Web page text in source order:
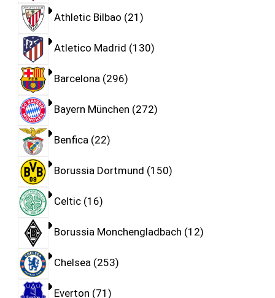
Athletic Bilbao 21
Atletico Madrid 130
Barcelona 296
Bayern München 272
Benfica 22
Borussia Dortmund 150
Celtic 16
Borussia Monchengladbach 12
Chelsea 253
Everton 71